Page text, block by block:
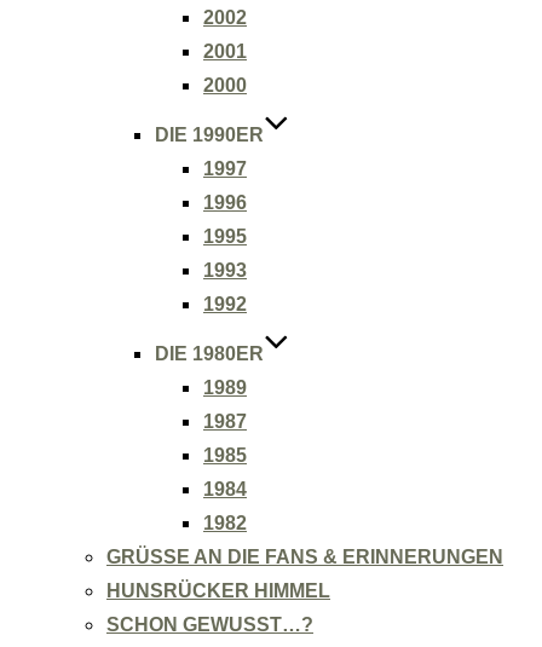
2002
2001
2000
DIE 1990ER
1997
1996
1995
1993
1992
DIE 1980ER
1989
1987
1985
1984
1982
GRÜSSE AN DIE FANS & ERINNERUNGEN
HUNSRÜCKER HIMMEL
SCHON GEWUSST…?